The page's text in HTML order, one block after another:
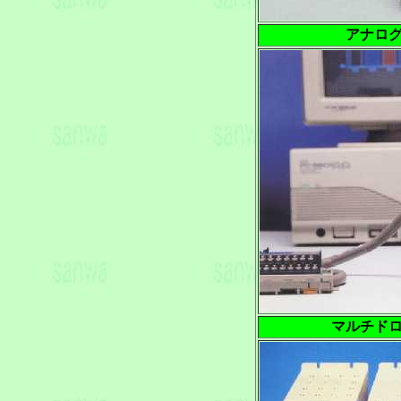
アナロ
マルチド